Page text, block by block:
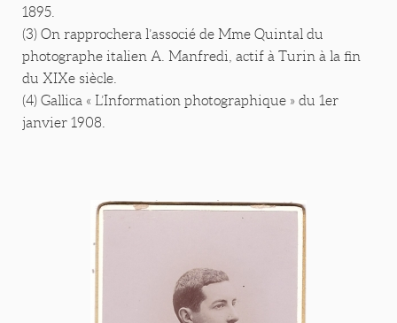
1895.
(3) On rapprochera l’associé de Mme Quintal du
photographe italien A. Manfredi, actif à Turin à la fin
du XIXe siècle.
(4) Gallica « L’Information photographique » du 1er
janvier 1908.